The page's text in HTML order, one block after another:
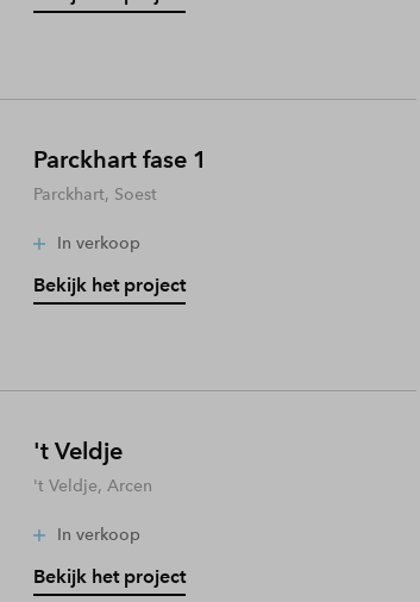
Parckhart fase 1
Parckhart, Soest
In verkoop
Bekijk het project
't Veldje
't Veldje, Arcen
In verkoop
Bekijk het project